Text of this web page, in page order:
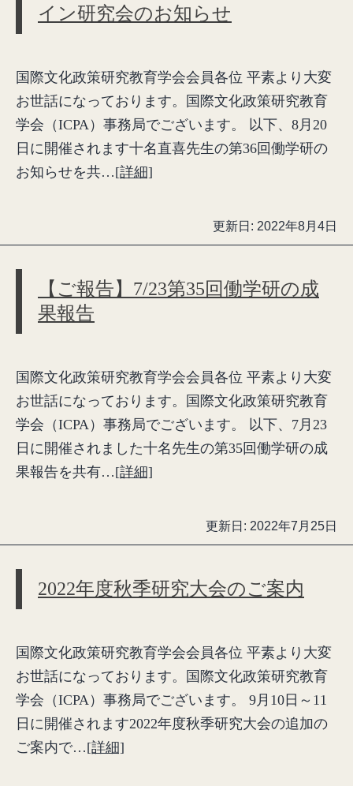
イン研究会のお知らせ
国際文化政策研究教育学会会員各位 平素より大変
お世話になっております。国際文化政策研究教育
学会（ICPA）事務局でございます。 以下、8月20
日に開催されます十名直喜先生の第36回働学研の
お知らせを共…[詳細]
更新日: 2022年8月4日
【ご報告】7/23第35回働学研の成
果報告
国際文化政策研究教育学会会員各位 平素より大変
お世話になっております。国際文化政策研究教育
学会（ICPA）事務局でございます。 以下、7月23
日に開催されました十名先生の第35回働学研の成
果報告を共有…[詳細]
更新日: 2022年7月25日
2022年度秋季研究大会のご案内
国際文化政策研究教育学会会員各位 平素より大変
お世話になっております。国際文化政策研究教育
学会（ICPA）事務局でございます。 9月10日～11
日に開催されます2022年度秋季研究大会の追加の
ご案内で…[詳細]